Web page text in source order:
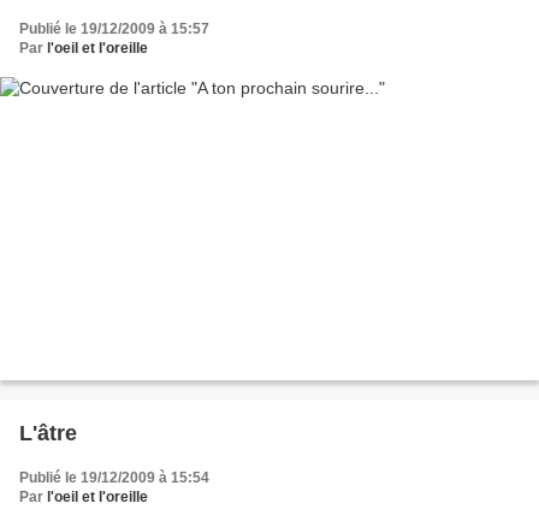
Publié le 19/12/2009 à 15:57
Par l'oeil et l'oreille
L'âtre
Publié le 19/12/2009 à 15:54
Par l'oeil et l'oreille